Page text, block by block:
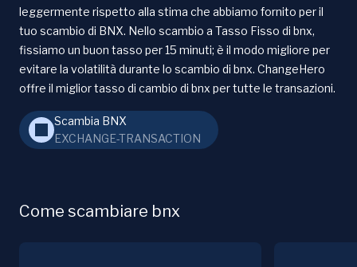
leggermente rispetto alla stima che abbiamo fornito per il
tuo scambio di BNX. Nello scambio a Tasso Fisso di bnx,
fissiamo un buon tasso per 15 minuti; è il modo migliore per
evitare la volatilità durante lo scambio di bnx. ChangeHero
offre il miglior tasso di cambio di bnx per tutte le transazioni.
Scambia BNX
EXCHANGE-TRANSACTION
Come scambiare bnx